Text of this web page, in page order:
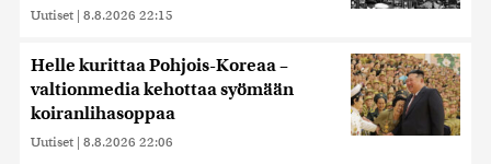
Uutiset | 8.8.2026 22:15
Helle kurittaa Pohjois-Koreaa –
valtionmedia kehottaa syömään
koiranlihasoppaa
Uutiset | 8.8.2026 22:06